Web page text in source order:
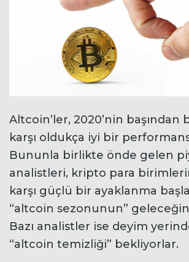
Altcoin’ler, 2020’nin başından
karşı oldukça iyi bir
Bununla birlikte önde gelen
analistleri, kripto para
karşı güçlü bir ayaklanma
“altcoin sezonunun”
Bazı analistler ise deyim
“altcoin temizliği” bekliyorlar.